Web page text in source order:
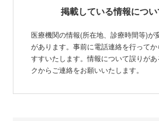
掲載している情報につ
医療機関の情報(所在地、診療時間等)が
があります。事前に電話連絡を行って
すすいたします。情報について誤りが
クからご連絡をお願いいたします。